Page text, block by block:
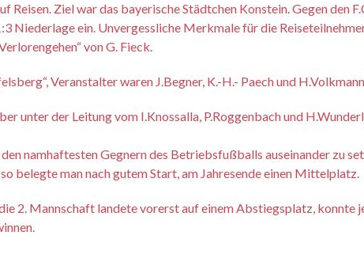
Reisen. Ziel war das bayerische Städtchen Konstein. Gegen den
Niederlage ein. Unvergessliche Merkmale für die
von G. Fieck.
Veranstalter waren J.Begner, K.-H.- Paech und
unter der Leitung vom I.Knossalla, P.Roggenbach und
namhaftesten Gegnern des Betriebsfußballs auseinander zu
belegte man nach gutem Start, am Jahresende einen Mittelplatz.
2. Mannschaft landete vorerst auf einem Abstiegsplatz, konnte